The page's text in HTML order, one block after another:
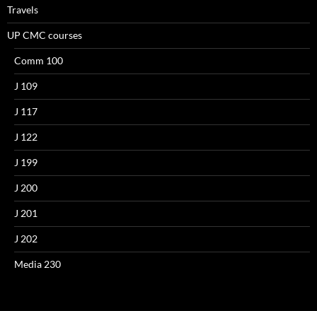
Travels
UP CMC courses
Comm 100
J 109
J 117
J 122
J 199
J 200
J 201
J 202
Media 230